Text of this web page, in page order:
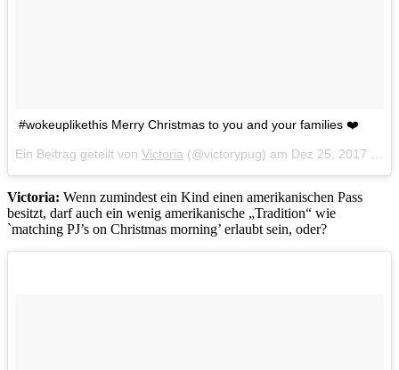
#wokeuplikethis Merry Christmas to you and your families ❤️
Ein Beitrag geteilt von Victoria (@victorypug) am Dez 25, 2017 um 3:50 PST
Victoria: Wenn zumindest ein Kind einen amerikanischen Pass
besitzt, darf auch ein wenig amerikanische „Tradition“ wie
`matching PJ’s on Christmas morning’ erlaubt sein, oder?